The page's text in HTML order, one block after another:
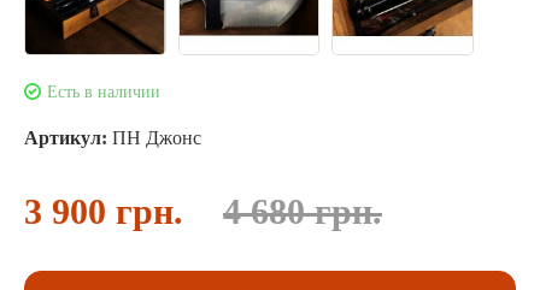
Есть в наличии
Артикул: ПН Джонс
3 900 грн. 4 680 грн.